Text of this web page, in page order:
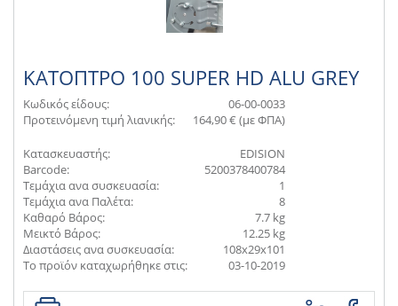
ΚΑΤΟΠΤΡΟ 100 SUPER HD ALU GREY
Κωδικός είδους:
06-00-0033
Προτεινόμενη τιμή λιανικής:
164,90 € (με ΦΠΑ)
Κατασκευαστής:
EDISION
Barcode:
5200378400784
Τεμάχια ανα συσκευασία:
1
Τεμάχια ανα Παλέτα:
8
Καθαρό Βάρος:
7.7 kg
Μεικτό Βάρος:
12.25 kg
Διαστάσεις ανα συσκευασία:
108x29x101
Το προϊόν καταχωρήθηκε στις:
03-10-2019